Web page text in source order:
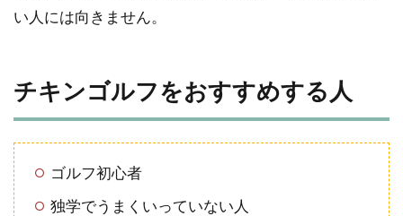
い人には向きません。
チキンゴルフをおすすめする人
ゴルフ初心者
独学でうまくいっていない人